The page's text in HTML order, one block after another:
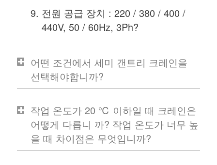
전원 공급 장치 : 220 / 380 / 400 /
440V, 50 / 60Hz, 3Ph?
어떤 조건에서 세미 갠트리 크레인을
선택해야합니까?
작업 온도가 20 ℃ 이하일 때 크레인은
어떻게 다릅니 까? 작업 온도가 너무 높
을 때 차이점은 무엇입니까?